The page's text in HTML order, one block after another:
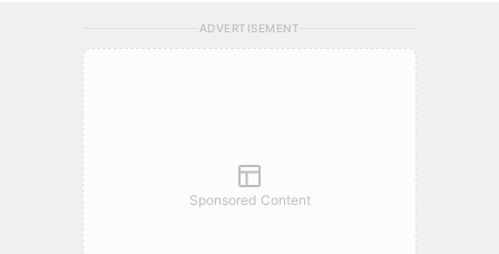
ADVERTISEMENT
Sponsored Content